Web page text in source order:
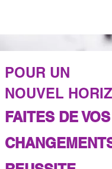
POUR UN
NOUVEL
FAITES DE VOS